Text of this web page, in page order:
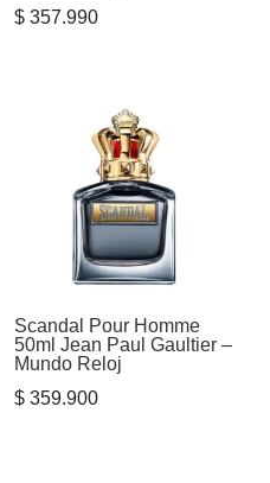
$357.990
Scandal Pour Homme
50ml Jean Paul Gaultier –
Mundo Reloj
$359.900